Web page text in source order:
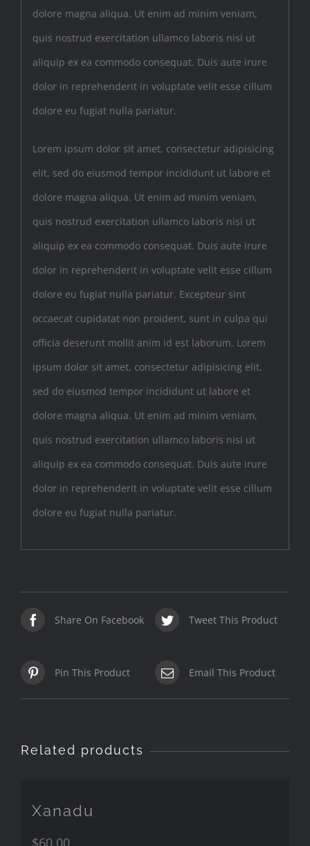
dolore magna aliqua. Ut enim ad minim veniam,
quis nostrud exercitation ullamco laboris nisi ut
aliquip ex ea commodo consequat. Duis aute irure
dolor in reprehenderit in voluptate velit esse cillum
dolore eu fugiat nulla pariatur.
Lorem ipsum dolor sit amet, consectetur adipisicing
elit, sed do eiusmod tempor incididunt ut labore et
dolore magna aliqua. Ut enim ad minim veniam,
quis nostrud exercitation ullamco laboris nisi ut
aliquip ex ea commodo consequat. Duis aute irure
dolor in reprehenderit in voluptate velit esse cillum
dolore eu fugiat nulla pariatur. Excepteur sint
occaecat cupidatat non proident, sunt in culpa qui
officia deserunt mollit anim id est laborum. Lorem
ipsum dolor sit amet, consectetur adipisicing elit,
sed do eiusmod tempor incididunt ut labore et
dolore magna aliqua. Ut enim ad minim veniam,
quis nostrud exercitation ullamco laboris nisi ut
aliquip ex ea commodo consequat. Duis aute irure
dolor in reprehenderit in voluptate velit esse cillum
dolore eu fugiat nulla pariatur.
Share On Facebook Tweet This Product
Pin This Product Email This Product
Related products
Xanadu